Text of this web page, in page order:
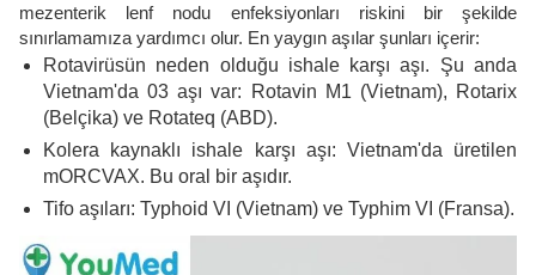
mezenterik lenf nodu enfeksiyonları riskini bir şekilde
sınırlamamıza yardımcı olur. En yaygın aşılar şunları içerir:
Rotavirüsün neden olduğu ishale karşı aşı. Şu anda
Vietnam'da 03 aşı var: Rotavin M1 (Vietnam), Rotarix
(Belçika) ve Rotateq (ABD).
Kolera kaynaklı ishale karşı aşı: Vietnam'da üretilen
mORCVAX. Bu oral bir aşıdır.
Tifo aşıları: Typhoid VI (Vietnam) ve Typhim VI (Fransa).